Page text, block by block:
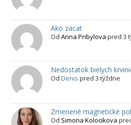
Ako zacat
Od Anna Pribylova pred 3
Nedostatok bielych
Od Denis pred 3 týždne
Zmenené magnetické
Od Simona Kolocikova